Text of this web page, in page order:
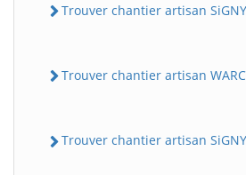
Trouver chantier artisan
Trouver chantier artisan
Trouver chantier artisan